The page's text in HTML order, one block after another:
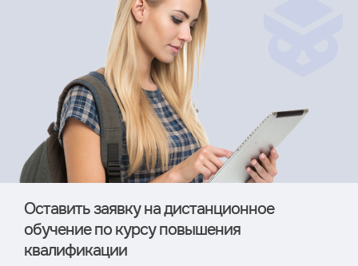
Оставить заявку на дистан­ционное
обучение по курсу повышения
квалификации